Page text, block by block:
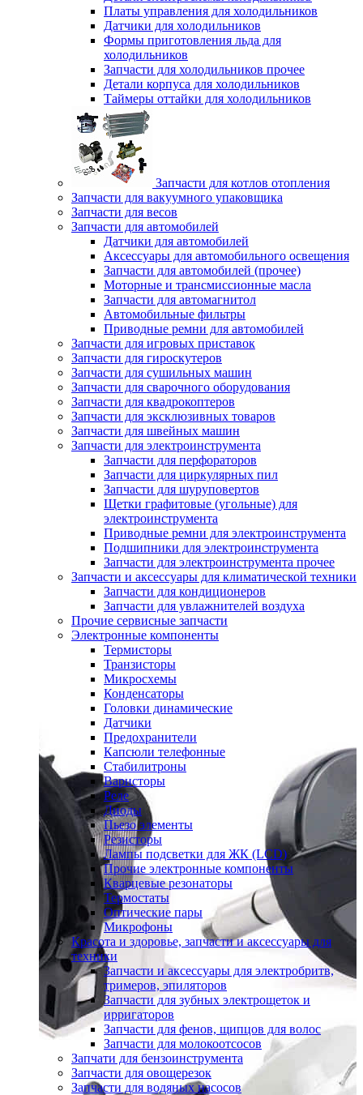
Платы управления для холодильников
Датчики для холодильников
Формы приготовления льда для
холодильников
Запчасти для холодильников прочее
Детали корпуса для холодильников
Таймеры оттайки для холодильников
Запчасти для котлов отопления
Запчасти для вакуумного упаковщика
Запчасти для весов
Запчасти для автомобилей
Датчики для автомобилей
Аксессуары для автомобильного освещения
Запчасти для автомобилей (прочее)
Моторные и трансмиссионные масла
Запчасти для автомагнитол
Автомобильные фильтры
Приводные ремни для автомобилей
Запчасти для игровых приставок
Запчасти для гироскутеров
Запчасти для сушильных машин
Запчасти для сварочного оборудования
Запчасти для квадрокоптеров
Запчасти для эксклюзивных товаров
Запчасти для швейных машин
Запчасти для электроинструмента
Запчасти для перфораторов
Запчасти для циркулярных пил
Запчасти для шуруповертов
Щетки графитовые (угольные) для
электроинструмента
Приводные ремни для электроинструмента
Подшипники для электроинструмента
Запчасти для электроинструмента прочее
Запчасти и аксессуары для климатической техники
Запчасти для кондиционеров
Запчасти для увлажнителей воздуха
Прочие сервисные запчасти
Электронные компоненты
Термисторы
Транзисторы
Микросхемы
Конденсаторы
Головки динамические
Датчики
Предохранители
Капсюли телефонные
Стабилитроны
Варисторы
Реле
Диоды
Пьезо элементы
Резисторы
Лампы подсветки для ЖК (LCD)
Прочие электронные компоненты
Кварцевые резонаторы
Термостаты
Оптические пары
Микрофоны
Красота и здоровье, запчасти и аксессуары для
техники
Запчасти и аксессуары для электробритв,
тримеров, эпиляторов
Запчасти для зубных электрощеток и
ирригаторов
Запчасти для фенов, щипцов для волос
Запчасти для молокоотсосов
Запчати для бензоинструмента
Запчасти для овощерезок
Запчасти для водяных насосов